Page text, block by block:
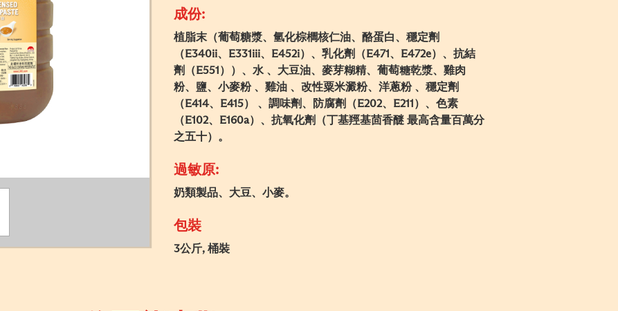
成份:
植脂末（葡萄糖漿、氫化棕櫚核仁油、酪蛋白、穩定劑
（E340ii、E331iii、E452i）、乳化劑（E471、E472e）、抗結
劑（E551））、水 、大豆油、麥芽糊精、葡萄糖乾漿、雞肉
粉、鹽、小麥粉 、雞油 、改性粟米澱粉、洋蔥粉 、穩定劑
（E414、E415） 、調味劑、防腐劑（E202、E211）、色素
（E102、E160a）、抗氧化劑（丁基羥基茴香醚 最高含量百萬分
之五十）。
過敏原:
奶類製品、大豆、小麥。
包裝
3公斤, 桶裝